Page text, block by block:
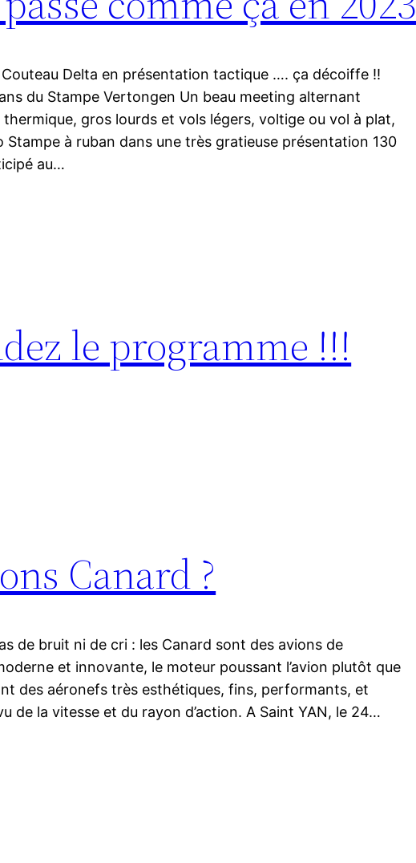
Delta en présentation tactique …. ça décoiffe !!
du Stampe Vertongen Un beau meeting alternant
gros lourds et vols légers, voltige ou vol à plat,
Stampe à ruban dans une très gratieuse présentation 130
au…
le programme !!!
Canard ?
de bruit ni de cri : les Canard sont des avions de
et innovante, le moteur poussant l’avion plutôt que
des aéronefs très esthétiques, fins, performants, et
de la vitesse et du rayon d’action. A Saint YAN, le 24…